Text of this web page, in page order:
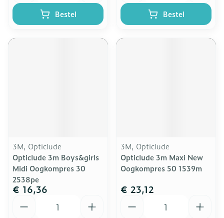
Bestel Bestel
3M, Opticlude
Opticlude 3m Boys&girls
Midi Oogkompres 30
2538pe
€ 16,36
3M, Opticlude
Opticlude 3m Maxi New
Oogkompres 50 1539m
€ 23,12